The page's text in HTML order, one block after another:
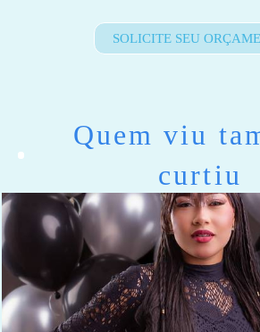
SOLICITE SEU
Quem viu
curtiu